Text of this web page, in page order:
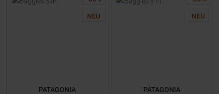
NEU
PATAGONIA
NEU
PATAGONIA